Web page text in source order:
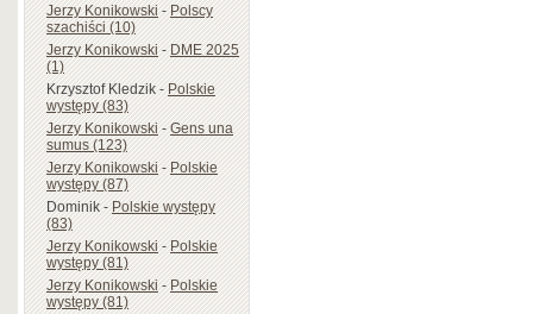
Jerzy Konikowski-Polscy
szachiści (10)
Jerzy Konikowski-DME 2025
(1)
Krzysztof Kledzik-Polskie
występy (83)
Jerzy Konikowski-Gens una
sumus (123)
Jerzy Konikowski-Polskie
występy (87)
Dominik-Polskie występy
(83)
Jerzy Konikowski-Polskie
występy (81)
Jerzy Konikowski-Polskie
występy (81)